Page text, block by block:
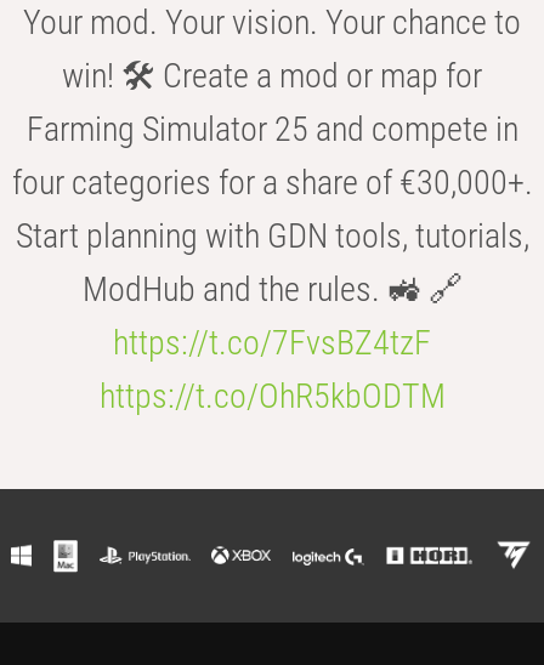
Your mod. Your vision. Your chance to
win! 🛠️ Create a mod or map for
Farming Simulator 25 and compete in
four categories for a share of €30,000+.
Start planning with GDN tools, tutorials,
ModHub and the rules. 🚜 🔗
https://t.co/7FvsBZ4tzF
https://t.co/OhR5kbODTM